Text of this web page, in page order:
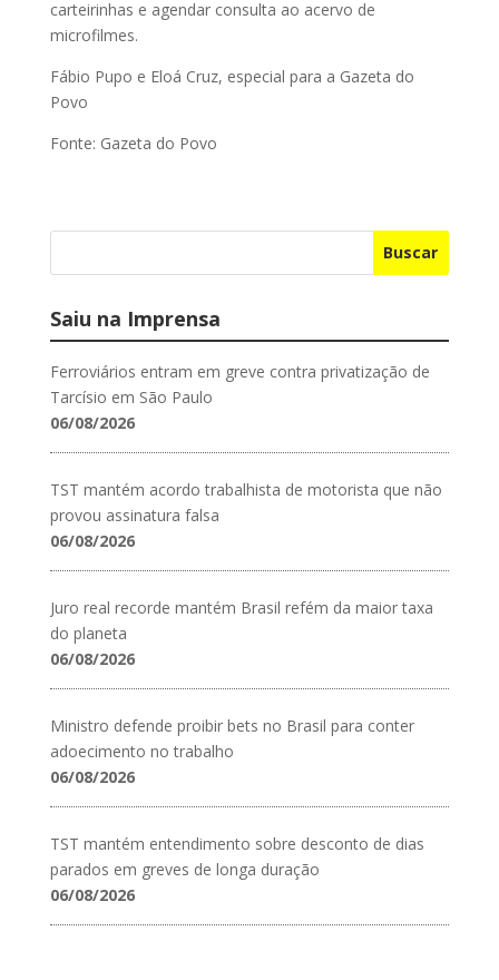
carteirinhas e agendar consulta ao acervo de
microfilmes.
Fábio Pupo e Eloá Cruz, especial para a Gazeta do
Povo
Fonte: Gazeta do Povo
Buscar
Saiu na Imprensa
Ferroviários entram em greve contra privatização de
Tarcísio em São Paulo
06/08/2026
TST mantém acordo trabalhista de motorista que não
provou assinatura falsa
06/08/2026
Juro real recorde mantém Brasil refém da maior taxa
do planeta
06/08/2026
Ministro defende proibir bets no Brasil para conter
adoecimento no trabalho
06/08/2026
TST mantém entendimento sobre desconto de dias
parados em greves de longa duração
06/08/2026